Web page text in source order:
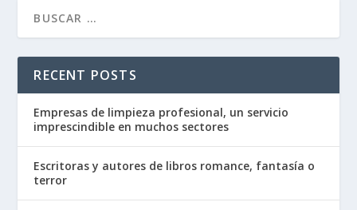
RECENT POSTS
Empresas de limpieza profesional, un servicio
imprescindible en muchos sectores
Escritoras y autores de libros romance, fantasía o
terror